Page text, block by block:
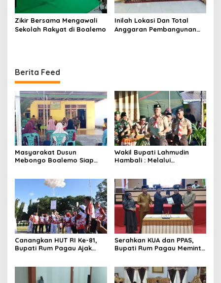
Zikir Bersama Mengawali
Sekolah Rakyat di Boalemo
Inilah Lokasi Dan Total
Anggaran Pembangunan
Berita Feed
Masyarakat Dusun
Mebongo Boalemo Siap
Wakil Bupati Lahmudin
Hambali : Melalui
Pramuka
Canangkan HUT RI Ke-81,
Bupati Rum Pagau Ajak
Serahkan KUA dan PPAS,
Bupati Rum Pagau Meminta